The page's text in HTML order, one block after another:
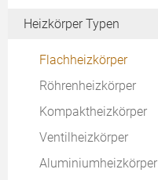
Heizkörper Typen
Flachheizkörper
Röhrenheizkörper
Kompaktheizkörper
Ventilheizkörper
Aluminiumheizkörper